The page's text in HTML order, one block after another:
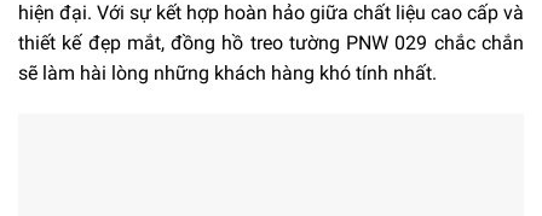
hiện đại. Với sự kết hợp hoàn hảo giữa chất liệu cao cấp và
thiết kế đẹp mắt, đồng hồ treo tường PNW 029 chắc chắn
sẽ làm hài lòng những khách hàng khó tính nhất.